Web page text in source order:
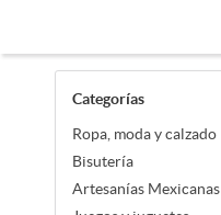
Categorías
Ropa, moda y calzado
Bisutería
Artesanías Mexicanas